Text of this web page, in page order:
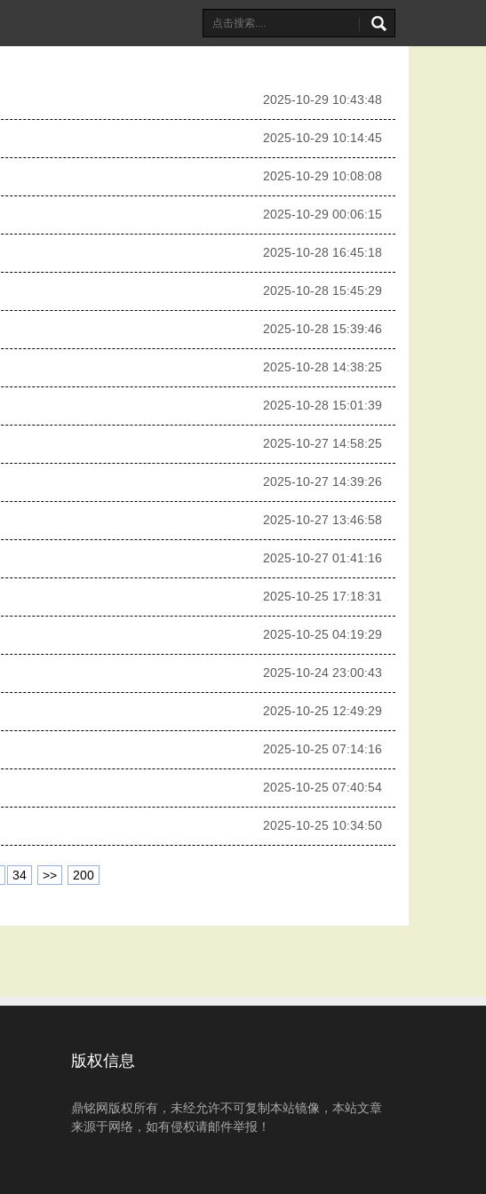
2025-10-29 10:43:48
2025-10-29 10:14:45
2025-10-29 10:08:08
2025-10-29 00:06:15
2025-10-28 16:45:18
2025-10-28 15:45:29
2025-10-28 15:39:46
2025-10-28 14:38:25
2025-10-28 15:01:39
2025-10-27 14:58:25
2025-10-27 14:39:26
2025-10-27 13:46:58
2025-10-27 01:41:16
2025-10-25 17:18:31
2025-10-25 04:19:29
2025-10-24 23:00:43
2025-10-25 12:49:29
2025-10-25 07:14:16
2025-10-25 07:40:54
2025-10-25 10:34:50
34 >> 200
版权信息
鼎铭网版权所有，未经允许不可复制本站镜像，本站文章
来源于网络，如有侵权请邮件举报！